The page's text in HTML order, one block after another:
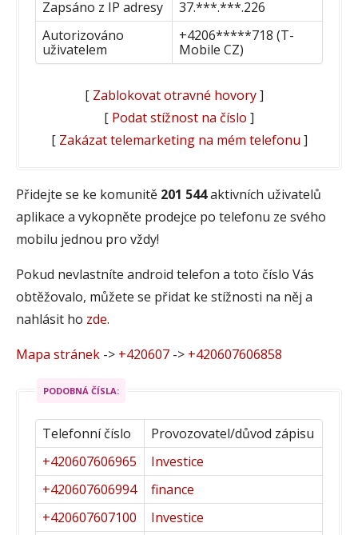
Zapsáno z IP adresy
37.***.***.226
Autorizováno
uživatelem
+4206*****718 (T-
Mobile CZ)
[ Zablokovat otravné hovory]
[ Podat stížnost na číslo ]
[ Zakázat telemarketing na mém telefonu ]
Přidejte se ke komunitě 201 544aktivních uživatelů
aplikace a vykopněte prodejce po telefonu ze svého
mobilu jednou pro vždy!
Pokud nevlastníte android telefon a toto číslo Vás
obtěžovalo, můžete se přidat ke stížnosti na něj a
nahlásit ho zde.
Mapa stránek -> +420607 -> +420607606858
PODOBNÁ ČÍSLA:
Telefonní číslo
Provozovatel/důvod zápisu
+420607606965
Investice
+420607606994
finance
+420607607100
Investice